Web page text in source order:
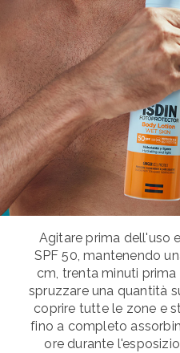
Agitare prima dell'uso
SPF 50, mantenendo
cm, trenta minuti
spruzzare una quantità
coprire tutte le zone e
fino a completo
ore durante